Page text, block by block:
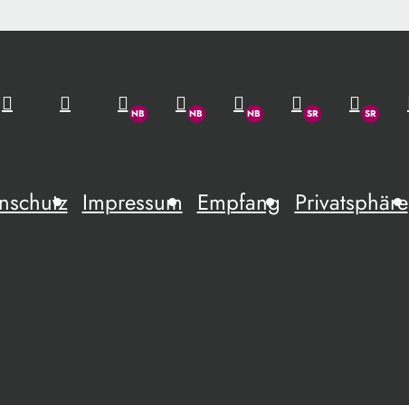
Impressum Empfang Privatsphäre